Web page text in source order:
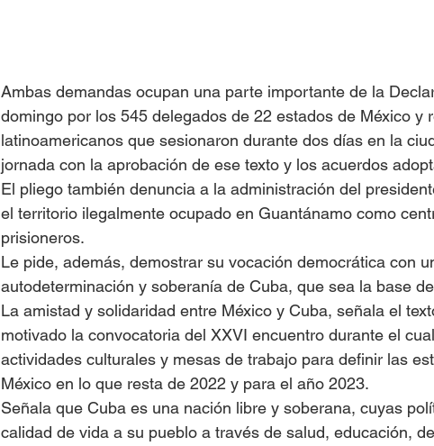
Ambas demandas ocupan una parte importante de la
domingo por los 545 delegados de 22 estados de México y
latinoamericanos que sesionaron durante dos días en la
jornada con la aprobación de ese texto y los acuerdos
El pliego también denuncia a la administración del
el territorio ilegalmente ocupado en Guantánamo como
prisioneros.
Le pide, además, demostrar su vocación democrática con
autodeterminación y soberanía de Cuba, que sea la base
La amistad y solidaridad entre México y Cuba, señala el
motivado la convocatoria del XXVI encuentro durante el
actividades culturales y mesas de trabajo para definir las
México en lo que resta de 2022 y para el año 2023.
Señala que Cuba es una nación libre y soberana, cuyas
calidad de vida a su pueblo a través de salud, educación,